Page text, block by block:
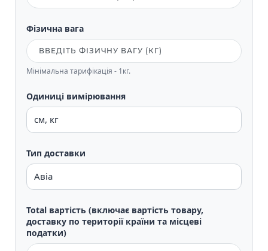
Фізична вага
Мінімальна тарифікація - 1кг.
Одиниці вимірювання
Тип доставки
Total вартість (включає вартість товару,
доставку по території країни та місцеві
податки)